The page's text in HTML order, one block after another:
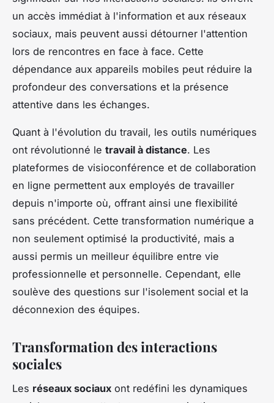
un accès immédiat à l'information et aux réseaux
sociaux, mais peuvent aussi détourner l'attention
lors de rencontres en face à face. Cette
dépendance aux appareils mobiles peut réduire la
profondeur des conversations et la présence
attentive dans les échanges.
Quant à l'évolution du travail, les outils numériques
ont révolutionné le travail à distance. Les
plateformes de visioconférence et de collaboration
en ligne permettent aux employés de travailler
depuis n'importe où, offrant ainsi une flexibilité
sans précédent. Cette transformation numérique a
non seulement optimisé la productivité, mais a
aussi permis un meilleur équilibre entre vie
professionnelle et personnelle. Cependant, elle
soulève des questions sur l'isolement social et la
déconnexion des équipes.
Transformation des interactions
sociales
Les réseaux sociaux ont redéfini les dynamiques